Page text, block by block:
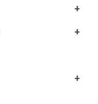
+
+
+